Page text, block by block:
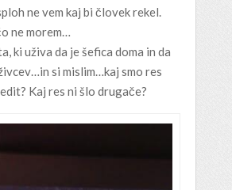
ne vem kaj bi človek rekel.
ne morem…
ki uživa da je šefica doma in da
si mislim…kaj smo res
Kaj res ni šlo drugače?